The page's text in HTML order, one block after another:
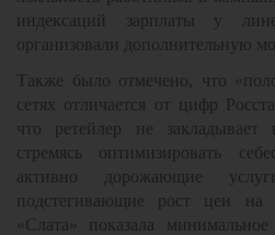
индексаций зарплаты у
организовали дополнительную
Также было отмечено, что
сетях отличается от цифр
что ретейлер не
стремясь оптимизировать
активно дорожающие
подстегивающие рост цен на
«Слата» показала